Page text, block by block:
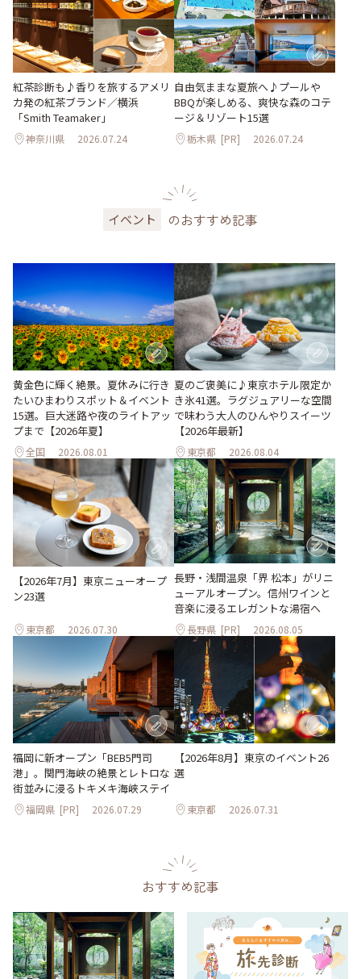
紅茶診断も♪香りを旅するアメリ
カ発の紅茶ブランド／横浜
「Smith Teamaker」
神奈川県 2026.07.24
自由気ままな夏旅へ♪プールや
BBQが楽しめる、爽快な森のコテ
ージ＆リゾート15選
栃木県 [PR] 2026.07.24
イベント のおすすめ記事
黄金色に輝く絶景。夏休みに行き
たいひまわりスポット＆イベント
15選。巨大迷路や夜のライトアッ
プまで【2026年夏】
全国 2026.08.01
夏のご褒美に♪東京ホテル限定か
き氷41選。ラグジュアリーな空間
で味わう大人のひんやりスイーツ
【2026年最新】
東京都 2026.08.04
【2026年7月】東京ニューオープ
ン23選
東京都 2026.07.30
長野・浅間温泉「界 松本」がリニ
ューアルオープン。信州ワインと
音楽に浸るエレガントな湯宿へ
長野県 [PR] 2026.08.05
福岡に新オープン「BEB5門司
港」。関門海峡の絶景とレトロな
街並みに浸るトキメキ海峡ステイ
福岡県 [PR] 2026.07.29
【2026年8月】東京のイベント26
選
東京都 2026.07.31
おすすめ記事